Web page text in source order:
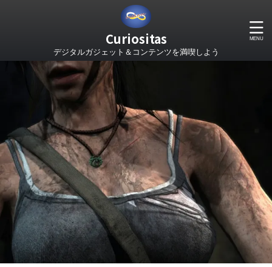
Curiositas
デジタルガジェット＆コンテンツを満喫しよう